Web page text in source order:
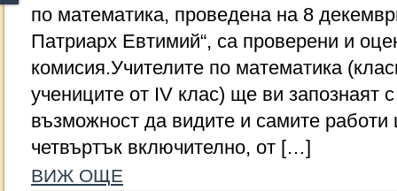
по математика, проведена на 8
Патриарх Евтимий“, са проверени и
комисия.Учителите по математика
учениците от IV клас) ще ви запознаят
възможност да видите и самите
четвъртък включително, от […]
ВИЖ ОЩЕ